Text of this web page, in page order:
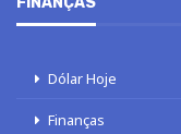
Dólar Hoje
Finanças